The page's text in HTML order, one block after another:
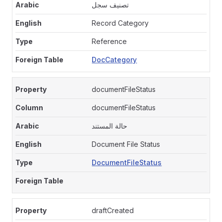
تصنيف سجل
Record Category
Reference
DocCategory
documentFileStatus
documentFileStatus
حالة المستند
Document File Status
DocumentFileStatus
draftCreated